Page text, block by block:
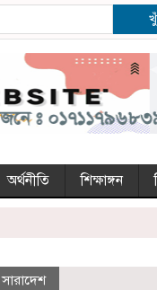
অর্থনীতি শিক্ষাঙ্গন
,সারাদেশ